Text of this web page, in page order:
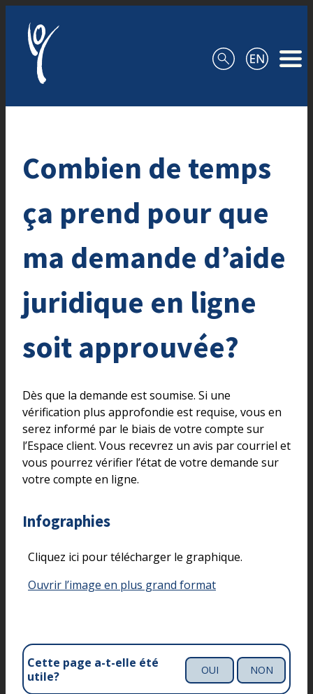
Combien de temps
ça prend pour que
ma demande d’aide
juridique en ligne
soit approuvée?
Dès que la demande est soumise. Si une
vérification plus approfondie est requise, vous en
serez informé par le biais de votre compte sur
l’Espace client. Vous recevrez un avis par courriel et
vous pourrez vérifier l’état de votre demande sur
votre compte en ligne.
Infographies
Cliquez ici pour télécharger le graphique.
Ouvrir l’image en plus grand format
Cette page a-t-elle été
utile?
OUI NON